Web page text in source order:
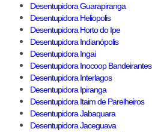
Desentupidora Guarapiranga
Desentupidora Heliopolis
Desentupidora Horto do Ipe
Desentupidora Indianópolis
Desentupidora Ingai
Desentupidora Inocoop Bandeirantes
Desentupidora Interlagos
Desentupidora Ipiranga
Desentupidora Itaim de Parelheiros
Desentupidora Jabaquara
Desentupidora Jaceguava